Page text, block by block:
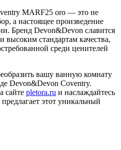
MARF25 oro — это не
а настоящее произведение
Бренд Devon&Devon славится
стандартам качества,
среди ценителей
вашу ванную комнату
Devon&Devon Coventry.
сайте pletora.ru и наслаждайтесь
этот уникальный